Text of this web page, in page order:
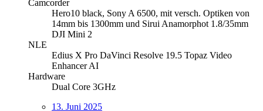
Camcorder
Hero10 black, Sony A 6500, mit versch. Optiken von
14mm bis 1300mm und Sirui Anamorphot 1.8/35mm
DJI Mini 2
NLE
Edius X Pro DaVinci Resolve 19.5 Topaz Video
Enhancer AI
Hardware
Dual Core 3GHz
13. Juni 2025